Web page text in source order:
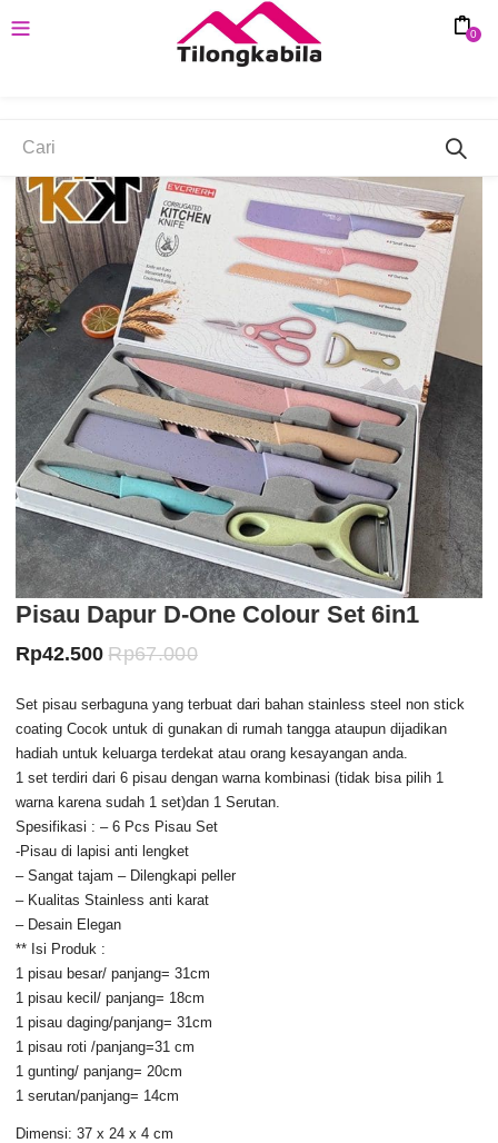
0
Pisau Dapur D-One Colour Set 6in1
Rp42.500Harga
ini
adalah:
Rp42.500.
Rp67.000Harga
adalah:
Rp67.000.
Set pisau serbaguna yang terbuat dari bahan stainless steel non stick
coating Cocok untuk di gunakan di rumah tangga ataupun dijadikan
hadiah untuk keluarga terdekat atau orang kesayangan anda.
1 set terdiri dari 6 pisau dengan warna kombinasi (tidak bisa pilih 1
warna karena sudah 1 set)dan 1 Serutan.
Spesifikasi : – 6 Pcs Pisau Set
-Pisau di lapisi anti lengket
– Sangat tajam – Dilengkapi peller
– Kualitas Stainless anti karat
– Desain Elegan
** Isi Produk :
1 pisau besar/ panjang= 31cm
1 pisau kecil/ panjang= 18cm
1 pisau daging/panjang= 31cm
1 pisau roti /panjang=31 cm
1 gunting/ panjang= 20cm
1 serutan/panjang= 14cm
Dimensi: 37 x 24 x 4 cm